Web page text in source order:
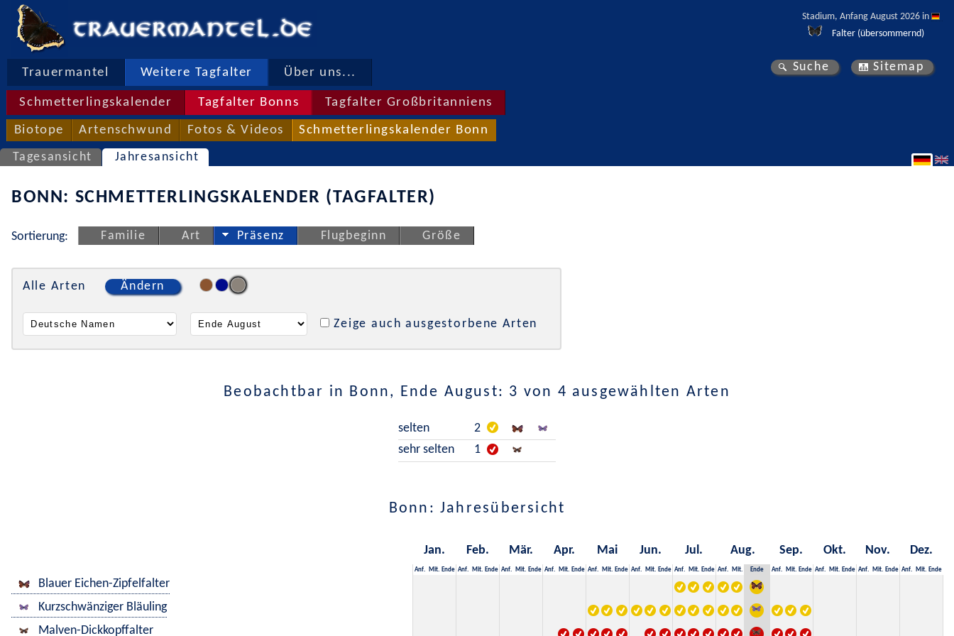
Stadium, Anfang August 2026 in
Falter (übersommernd)
Trauermantel Weitere Tagfalter Über uns...
Schmetterlingskalender Tagfalter Bonns Tagfalter Großbritanniens
Biotope Artenschwund Fotos & Videos Schmetterlingskalender Bonn
Suche Sitemap
Tagesansicht Jahresansicht
BONN: SCHMETTERLINGSKALENDER (TAGFALTER)
Sortierung: Familie Art Präsenz Flugbeginn Größe
Alle Arten Ändern
Zeige auch ausgestorbene Arten
Beobachtbar in Bonn, Ende August: 3 von 4 ausgewählten Arten
selten
2
sehr selten
1
Bonn: Jahresübersicht
Jan. Feb. Mär. Apr. Mai Jun. Jul. Aug. Sep. Okt. Nov. Dez.
Anf. Mit. Ende Anf. Mit. Ende Anf. Mit. Ende Anf. Mit. Ende Anf. Mit. Ende Anf. Mit. Ende Anf. Mit. Ende Anf. Mit. Ende Anf. Mit. Ende Anf. Mit. Ende Anf. Mit. Ende Anf. Mit. Ende
Blauer Eichen-Zipfelfalter
Kurzschwänziger Bläuling
Malven-Dickkopffalter